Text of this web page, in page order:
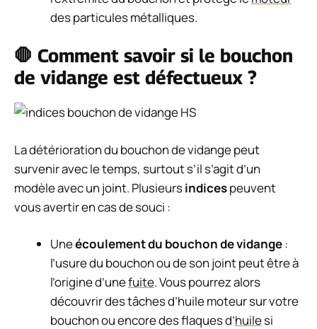
des particules métalliques.
🛑 Comment savoir si le bouchon
de vidange est défectueux ?
La détérioration du bouchon de vidange peut
survenir avec le temps, surtout s’il s’agit d’un
modèle avec un joint. Plusieursindicespeuvent
vous avertir en cas de souci :
Uneécoulement du bouchon de vidange:
l’usure du bouchon ou de son joint peut être à
l’origine d’unefuite. Vous pourrez alors
découvrir des tâches d’huile moteur sur votre
bouchon ou encore des flaques d’huilesi